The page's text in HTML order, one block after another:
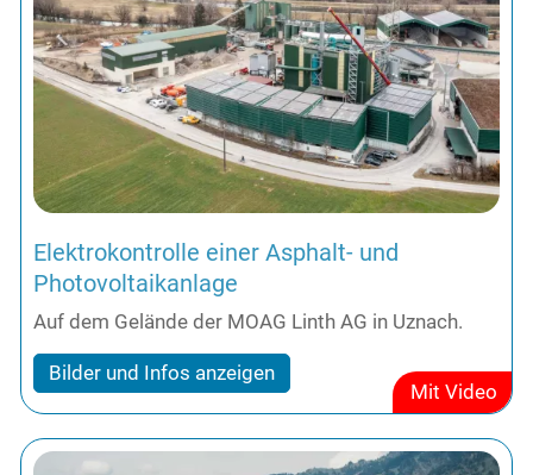
Elektrokontrolle einer Asphalt- und
Photovoltaikanlage
Auf dem Gelände der MOAG Linth AG in Uznach.
Bilder und Infos anzeigen
Mit Video